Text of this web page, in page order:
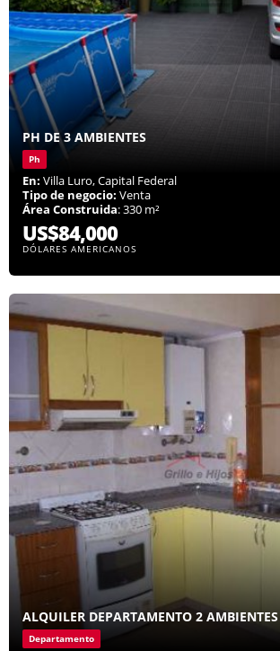
PH DE 3 AMBIENTES
Ph
En: Villa Luro, Capital Federal
Tipo de negocio: Venta
Área Construida: 330 m²
US$84,000
DÓLARES AMERICANOS
ALQUILER DEPARTAMENTO 2
Departamento